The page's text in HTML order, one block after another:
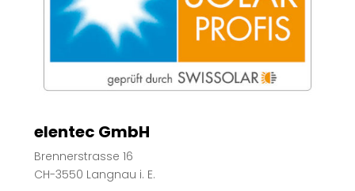
elentec GmbH
Brennerstrasse 16
CH-3550 Langnau i. E.